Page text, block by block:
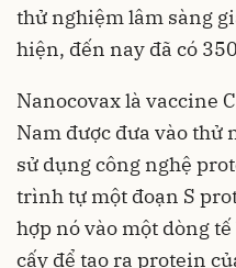
thử nghiệm lâm sàng
hiện, đến nay đã có
Nanocovax là vaccine
Nam được đưa vào thử
sử dụng công nghệ
trình tự một đoạn S
hợp nó vào một dòng
cấy để tạo ra protein